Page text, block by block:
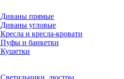
Диваны прямые
Диваны угловые
Кресла и кресла-кровати
Пуфы и банкетки
Кушетки
Светильники, люстры